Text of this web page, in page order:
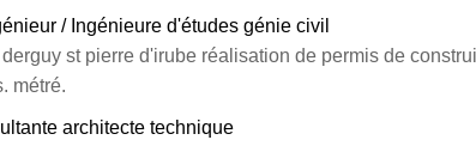
/ Ingénieure d'études génie civil
st pierre d'irube réalisation de permis de
métré.
architecte technique